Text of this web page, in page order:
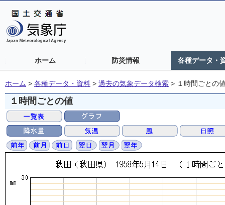
ホーム 防災情報 各種データ・
ホーム > 各種データ・資料 > 過去の気象データ検索 > １時間ごとの
１時間ごとの値